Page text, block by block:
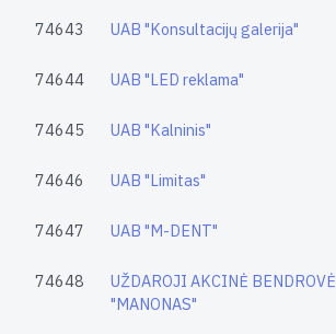
74643 UAB "Konsultacijų galerija"
74644 UAB "LED reklama"
74645 UAB "Kalninis"
74646 UAB "Limitas"
74647 UAB "M-DENT"
74648
UŽDAROJI AKCINĖ BENDROVĖ
"MANONAS"